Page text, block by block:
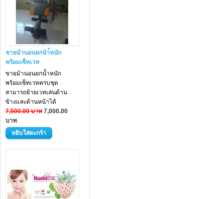
ขายม้านอนยกนำ้หนัก
พร้อมเซ็ทเวท
ขายม้านอนยกน้ำหนัก
พร้อมเซ็ทเวทครบชุด
สามารถย้ายเวทเล่นด้าน
ข้างและด้านหน้าได้
7,500.00 บาท 7,000.00
บาท